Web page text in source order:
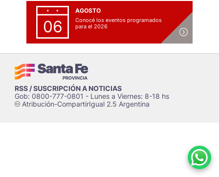
06
AGOSTO
Conocé los eventos programados
para el 2026
RSS / SUSCRIPCIÓN A NOTICIAS
Gob: 0800-777-0801 - Lunes a Viernes: 8-18 hs
cAtribución-CompartirIgual 2.5 Argentina